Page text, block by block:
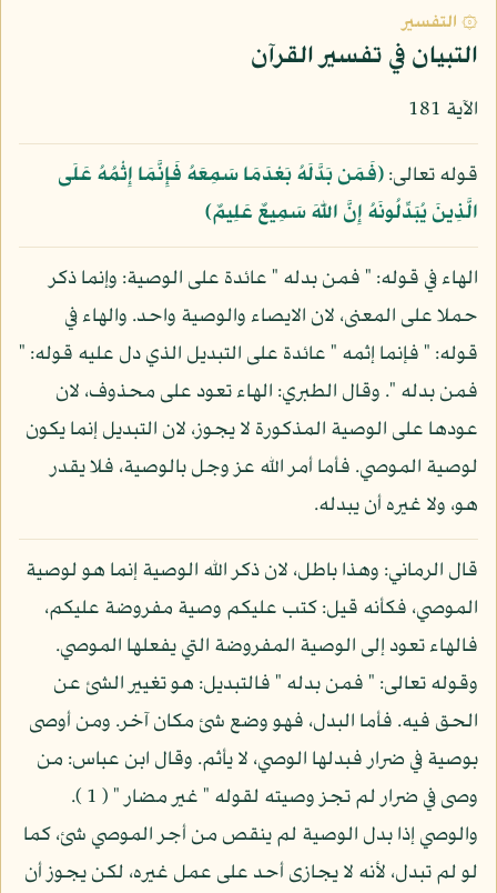
۞ التفسير
التبيان في تفسير القرآن
الآية 181
قوله تعالى:﴿فَمَن بَدَّلَهُ بَعْدَمَا سَمِعَهُ فَإِنَّمَا إِثْمُهُ عَلَى
الَّذِينَ يُبَدِّلُونَهُ إِنَّ اللّهَ سَمِيعٌ عَلِيمٌ﴾
الهاء في قوله: " فمن بدله " عائدة على الوصية: وإنما ذكر
حملا على المعنى، لان الايصاء والوصية واحد. والهاء في
قوله: " فإنما إثمه " عائدة على التبديل الذي دل عليه قوله: "
فمن بدله ". وقال الطبري: الهاء تعود على محذوف، لان
عودها على الوصية المذكورة لا يجوز، لان التبديل إنما يكون
لوصية الموصي. فأما أمر الله عز وجل بالوصية، فلا يقدر
هو، ولا غيره أن يبدله.
قال الرماني: وهذا باطل، لان ذكر الله الوصية إنما هو لوصية
الموصي، فكأنه قيل: كتب عليكم وصية مفروضة عليكم،
فالهاء تعود إلى الوصية المفروضة التي يفعلها الموصي.
وقوله تعالى: " فمن بدله " فالتبديل: هو تغيير الشئ عن
الحق فيه. فأما البدل، فهو وضع شئ مكان آخر. ومن أوصى
بوصية في ضرار فبدلها الوصي، لا يأثم. وقال ابن عباس: من
وصى في ضرار لم تجز وصيته لقوله " غير مضار " ( 1 ).
والوصي إذا بدل الوصية لم ينقص من أجر الموصي شئ، كما
لو لم تبدل، لأنه لا يجازى أحد على عمل غيره، لكن يجوز أن